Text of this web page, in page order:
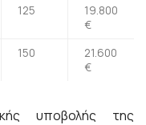
125
19.800
€
150
21.600
€
υποβολής της